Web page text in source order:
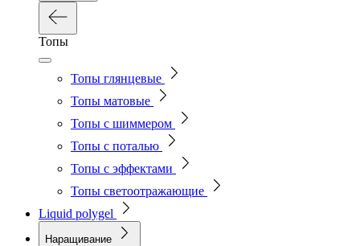
Топы
Топы глянцевые
Топы матовые
Топы с шиммером
Топы с поталью
Топы с эффектами
Топы светоотражающие
Liquid polygel
Наращивание